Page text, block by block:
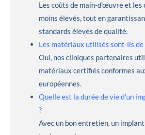
Les coûts de main-d’œuvre et les
moins élevés, tout en
standards élevés de qualité.
Les matériaux utilisés sont-ils de
Oui, nos cliniques partenaires
matériaux certifiés conformes
européennes.
Quelle est la durée de vie d’un
?
Avec un bon entretien, un